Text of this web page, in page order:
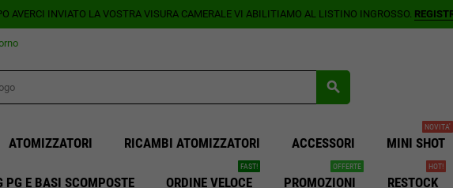
AVERCI INVIATO LA VOSTRA VISURA CAMERALE VI ABILITIAMO AL LISTINO INGROSSO.
search
ATOMIZZATORI RICAMBI ATOMIZZATORI ACCESSORI MINI SHOT
NOVITA'
PG E BASI SCOMPOSTE ORDINE VELOCE
FAST!
PROMOZIONI
OFFERTE
RESTOCK
HOT!